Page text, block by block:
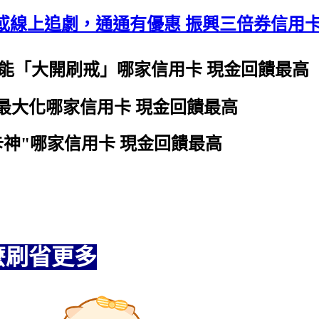
上追劇，通通有優惠 振興三倍券信用
「大開刷戒」 哪家信用卡 現金回饋最高
大化哪家信用卡 現金回饋最高
神"哪家信用卡 現金回饋最高
刷省更多